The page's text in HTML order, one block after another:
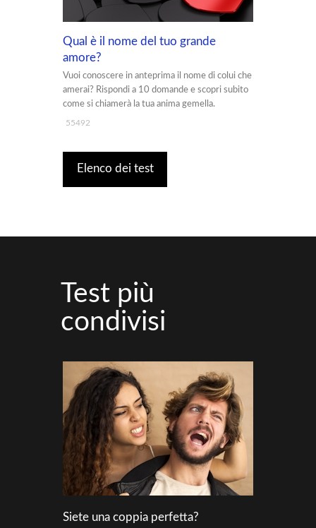
Qual è il nome del tuo grande
amore?
Vuoi conoscere in anteprima il nome di colui che
amerai? Rispondi a 10 domande e scopri subito
come si chiamerà la tua anima gemella.
55492
Elenco dei test
Test più
condivisi
Siete una coppia perfetta?